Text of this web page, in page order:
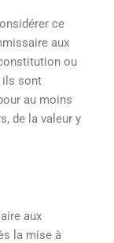
ce
aux
ou
ils sont
au moins
de la valeur y
aux
la mise à